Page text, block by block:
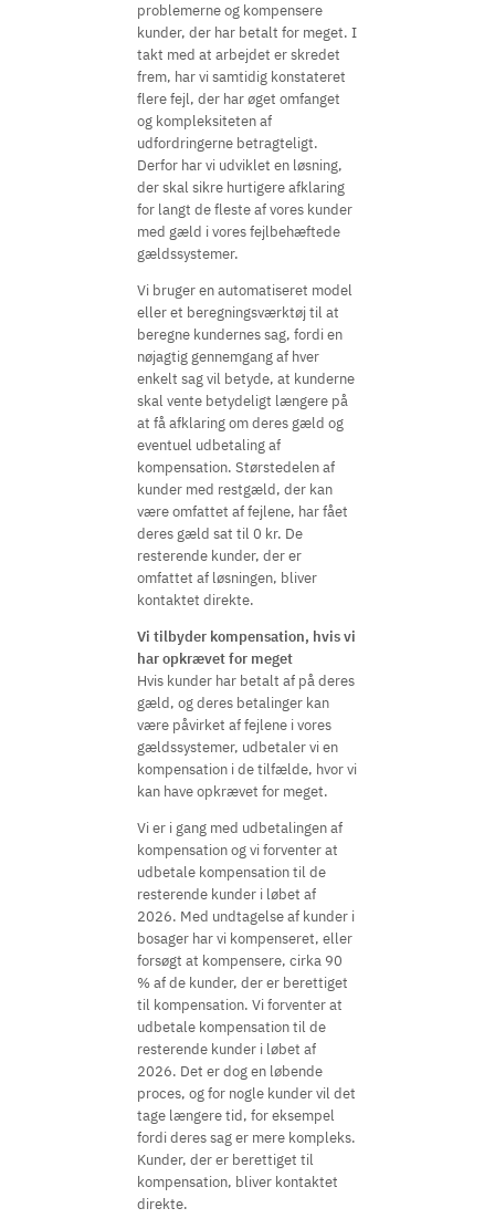
problemerne og kompensere
kunder, der har betalt for meget. I
takt med at arbejdet er skredet
frem, har vi samtidig konstateret
flere fejl, der har øget omfanget
og kompleksiteten af
udfordringerne betragteligt.
Derfor har vi udviklet en løsning,
der skal sikre hurtigere afklaring
for langt de fleste af vores kunder
med gæld i vores fejlbehæftede
gældssystemer.
Vi bruger en automatiseret model
eller et beregningsværktøj til at
beregne kundernes sag, fordi en
nøjagtig gennemgang af hver
enkelt sag vil betyde, at kunderne
skal vente betydeligt længere på
at få afklaring om deres gæld og
eventuel udbetaling af
kompensation. Størstedelen af
kunder med restgæld, der kan
være omfattet af fejlene, har fået
deres gæld sat til 0 kr. De
resterende kunder, der er
omfattet af løsningen, bliver
kontaktet direkte.
Vi tilbyder kompensation, hvis vi
har opkrævet for meget
Hvis kunder har betalt af på deres
gæld, og deres betalinger kan
være påvirket af fejlene i vores
gældssystemer, udbetaler vi en
kompensation i de tilfælde, hvor vi
kan have opkrævet for meget.
Vi er i gang med udbetalingen af
kompensation og vi forventer at
udbetale kompensation til de
resterende kunder i løbet af
2026. Med undtagelse af kunder i
bosager har vi kompenseret, eller
forsøgt at kompensere, cirka 90
% af de kunder, der er berettiget
til kompensation. Vi forventer at
udbetale kompensation til de
resterende kunder i løbet af
2026. Det er dog en løbende
proces, og for nogle kunder vil det
tage længere tid, for eksempel
fordi deres sag er mere kompleks.
Kunder, der er berettiget til
kompensation, bliver kontaktet
direkte.